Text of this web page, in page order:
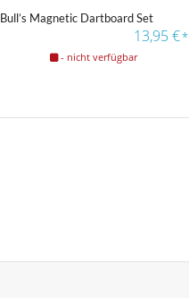
Bull’s Magnetic Dartboard Set
13,95€*
- nicht verfügbar